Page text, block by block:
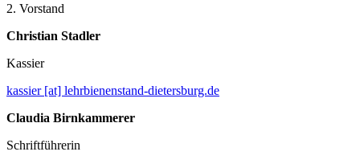
2. Vorstand
Christian Stadler
Kassier
kassier [at] lehrbienenstand-dietersburg.de
Claudia Birnkammerer
Schriftführerin